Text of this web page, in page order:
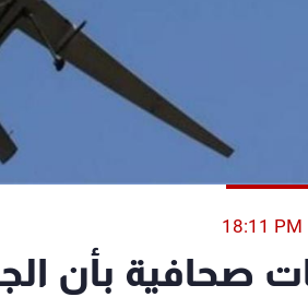
18:11 PM
صحافية بأن